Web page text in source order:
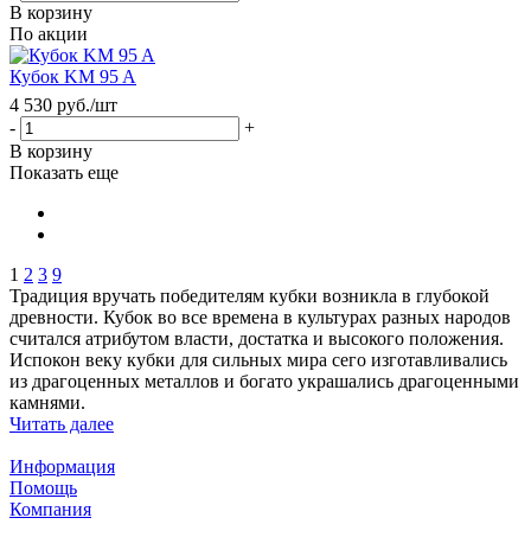
В корзину
По акции
Кубок KM 95 A
4 530 руб./шт
-
+
В корзину
Показать еще
1 2 3 9
Традиция вручать победителям кубки возникла в глубокой
древности. Кубок во все времена в культурах разных народов
считался атрибутом власти, достатка и высокого положения.
Испокон веку кубки для сильных мира сего изготавливались
из драгоценных металлов и богато украшались драгоценными
камнями.
Читать далее
Информация
Помощь
Компания